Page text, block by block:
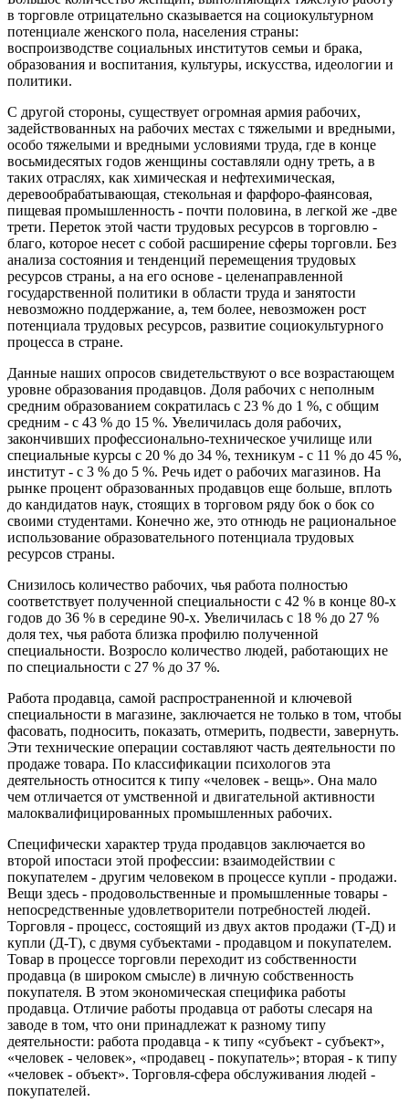
в торговле отрицательно сказывается на социокультурном
потенциале женского пола, населения страны:
воспроизводстве социальных институтов семьи и брака,
образования и воспитания, культуры, искусства, идеологии и
политики.
С другой стороны, существует огромная армия рабочих,
задействованных на рабочих местах с тяжелыми и вредными,
особо тяжелыми и вредными условиями труда, где в конце
восьмидесятых годов женщины составляли одну треть, а в
таких отраслях, как химическая и нефтехимическая,
деревообрабатывающая, стекольная и фарфоро-фаянсовая,
пищевая промышленность - почти половина, в легкой же -две
трети. Переток этой части трудовых ресурсов в торговлю -
благо, которое несет с собой расширение сферы торговли. Без
анализа состояния и тенденций перемещения трудовых
ресурсов страны, а на его основе - целенаправленной
государственной политики в области труда и занятости
невозможно поддержание, а, тем более, невозможен рост
потенциала трудовых ресурсов, развитие социокультурного
процесса в стране.
Данные наших опросов свидетельствуют о все возрастающем
уровне образования продавцов. Доля рабочих с неполным
средним образованием сократилась с 23 % до 1 %, с общим
средним - с 43 % до 15 %. Увеличилась доля рабочих,
закончивших профессионально-техническое училище или
специальные курсы с 20 % до 34 %, техникум - с 11 % до 45 %,
институт - с 3 % до 5 %. Речь идет о рабочих магазинов. На
рынке процент образованных продавцов еще больше, вплоть
до кандидатов наук, стоящих в торговом ряду бок о бок со
своими студентами. Конечно же, это отнюдь не рациональное
использование образовательного потенциала трудовых
ресурсов страны.
Снизилось количество рабочих, чья работа полностью
соответствует полученной специальности с 42 % в конце 80-х
годов до 36 % в середине 90-х. Увеличилась с 18 % до 27 %
доля тех, чья работа близка профилю полученной
специальности. Возросло количество людей, работающих не
по специальности с 27 % до 37 %.
Работа продавца, самой распространенной и ключевой
специальности в магазине, заключается не только в том, чтобы
фасовать, подносить, показать, отмерить, подвести, завернуть.
Эти технические операции составляют часть деятельности по
продаже товара. По классификации психологов эта
деятельность относится к типу «человек - вещь». Она мало
чем отличается от умственной и двигательной активности
малоквалифицированных промышленных рабочих.
Специфически характер труда продавцов заключается во
второй ипостаси этой профессии: взаимодействии с
покупателем - другим человеком в процессе купли - продажи.
Вещи здесь - продовольственные и промышленные товары -
непосредственные удовлетворители потребностей людей.
Торговля - процесс, состоящий из двух актов продажи (Т-Д) и
купли (Д-Т), с двумя субъектами - продавцом и покупателем.
Товар в процессе торговли переходит из собственности
продавца (в широком смысле) в личную собственность
покупателя. В этом экономическая специфика работы
продавца. Отличие работы продавца от работы слесаря на
заводе в том, что они принадлежат к разному типу
деятельности: работа продавца - к типу «субъект - субъект»,
«человек - человек», «продавец - покупатель»; вторая - к типу
«человек - объект». Торговля-сфера обслуживания людей -
покупателей.